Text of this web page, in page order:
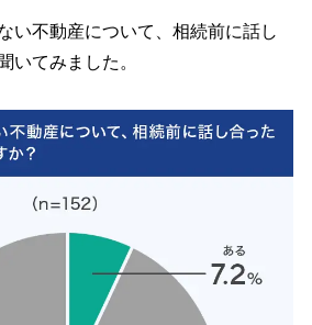
い不動産について、相続前に話し
いてみました。